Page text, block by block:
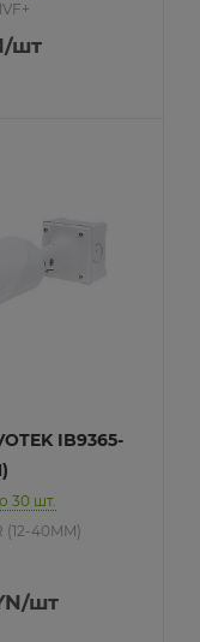
/шт
IB9365-
30 шт.
(12-40MM)
/шт